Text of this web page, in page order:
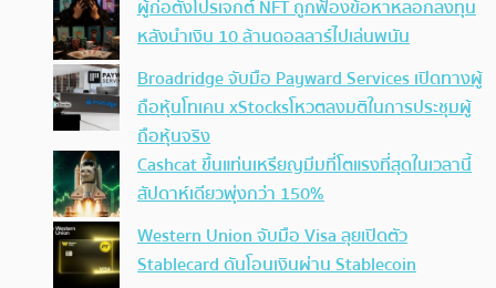
ผู้ก่อตั้งโปรเจกต์ NFT ถูกฟ้องข้อหาหลอกลงทุน
หลังนำเงิน 10 ล้านดอลลาร์ไปเล่นพนัน
Broadridge จับมือ Payward Services เปิดทางผู้
ถือหุ้นโทเคน xStocksโหวตลงมติในการประชุมผู้
ถือหุ้นจริง
Cashcat ขึ้นแท่นเหรียญมีมที่โตแรงที่สุดในเวลานี้
สัปดาห์เดียวพุ่งกว่า 150%
Western Union จับมือ Visa ลุยเปิดตัว
Stablecard ดันโอนเงินผ่าน Stablecoin